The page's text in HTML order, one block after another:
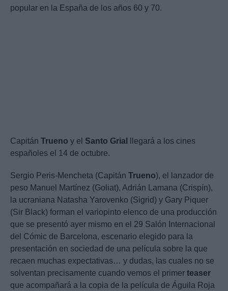
popular en la España de los años 60 y 70.
Capitán Trueno y el Santo Grial
llegará a los cines
españoles el 14 de octubre.
Sergio Peris-Mencheta (Capitán Trueno), el lanzador de
peso Manuel Martínez (Goliat), Adrián Lamana (Crispín),
la ucraniana Natasha Yarovenko (Sigrid) y Gary Piquer
(Sir Black) forman el variopinto elenco de una producción
que se presentó ayer mismo en el 29 Salón Internacional
del Cómic de Barcelona, escenario elegido para la
presentación en sociedad de una película sobre la que
recaen muchas expectativas… y dudas, las cuales no se
solventan precisamente cuando vemos el primer teaser
que acompañará a la copia de la película de Águila Roja